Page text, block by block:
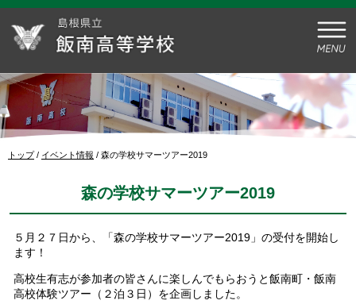
このページの本文へ
現
トップ/ イベント情報 / 森の学校サマーツアー2019
森の学校サマーツアー2019
５月２７日から、「森の学校サマーツアー2019」の受付を開始し
ます！
高校生有志が参加者の皆さんに楽しんでもらおうと飯南町・飯南
高校体験ツアー（２泊３日）を企画しました。